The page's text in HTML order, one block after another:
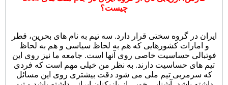
چیست؟
ایران در گروه سختی قرار دارد. سه تیم به نام های بحرین، قطر
و امارات کشورهایی که هم به لحاظ سیاسی و هم به لحاظ
فوتبالی حساسیت خاصی روی آنها است. جامعه ما نیز روی این
تیم های حساسیت دارند. به نظر من خیلی مهم است که فردی
که سرمربی تیم ملی می شود دقت بیشتری روی این مسائل